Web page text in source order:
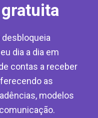
dia a dia em
contas a receber
as
modelos